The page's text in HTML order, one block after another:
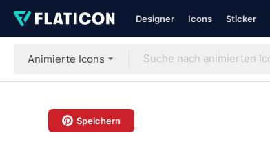
Designer Icons Sticker
Animierte Icons
Speichern